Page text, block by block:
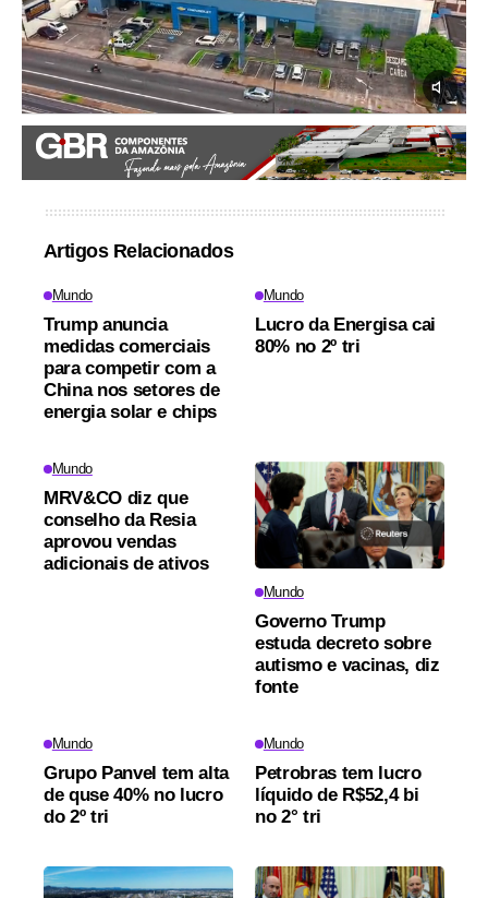
Artigos Relacionados
Mundo
Trump anuncia
medidas comerciais
para competir com a
China nos setores de
energia solar e chips
Mundo
Lucro da Energisa cai
80% no 2º tri
Mundo
MRV&CO diz que
conselho da Resia
aprovou vendas
adicionais de ativos
Mundo
Governo Trump
estuda decreto sobre
autismo e vacinas, diz
fonte
Mundo
Grupo Panvel tem alta
de quse 40% no lucro
do 2º tri
Mundo
Petrobras tem lucro
líquido de R$52,4 bi
no 2° tri